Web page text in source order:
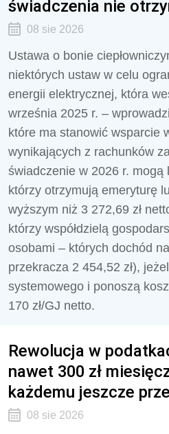
świadczenia nie
08 sie 2026
Ustawa o bonie
niektórych ustaw w celu
energii elektrycznej, która
września 2025 r. –
które ma stanowić wsparcie
wynikających z rachunków
świadczenie w 2026 r. mogą
którzy otrzymują emeryturę
wyższym niż 3 272,69 zł
którzy współdzielą
osobami – których dochód
przekracza 2 454,52 zł),
systemowego i ponoszą
170 zł/GJ netto.
Rewolucja w
nawet 300 zł
każdemu jeszcze
08 sie 2026